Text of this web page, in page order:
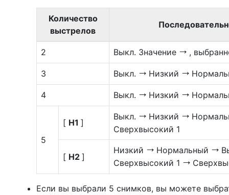
Количество
выстрелов
2 Выкл. Значение V ,
3 Выкл. V Низкий V
4 Выкл. V Низкий V
5
[ Н1 ]
Выкл. V Низкий V
Сверхвысокий 1
[ Н2 ]
Низкий V Нормальный V
Сверхвысокий 1 V
Если вы выбрали 5 снимков, вы можете